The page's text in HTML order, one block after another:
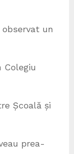
un
Școală și
prea-